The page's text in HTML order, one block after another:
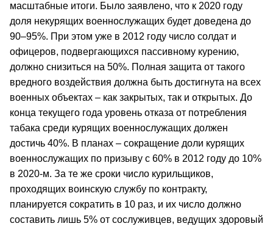
масштабные итоги. Было заявлено, что к 2020 году
доля некурящих военнослужащих будет доведена до
90–95%. При этом уже в 2012 году число солдат и
офицеров, подвергающихся пассивному курению,
должно снизиться на 50%. Полная защита от такого
вредного воздействия должна быть достигнута на всех
военных объектах – как закрытых, так и открытых. До
конца текущего года уровень отказа от потребления
табака среди курящих военнослужащих должен
достичь 40%. В планах – сокращение доли курящих
военнослужащих по призыву с 60% в 2012 году до 10%
в 2020-м. За те же сроки число курильщиков,
проходящих воинскую службу по контракту,
планируется сократить в 10 раз, и их число должно
составить лишь 5% от сослуживцев, ведущих здоровый